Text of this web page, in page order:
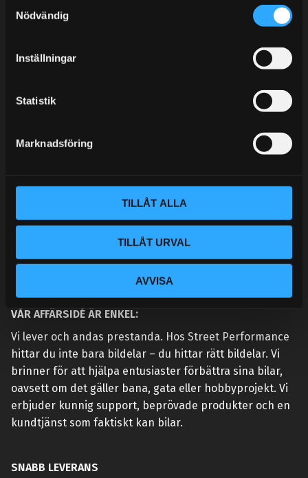
Nödvändig
Inställningar
Statistik
Marknadsföring
TILLÅT ALLA
TILLÅT URVAL
AVVISA
KUNSKAPSCENTER
KUNDTJÄNST
VÅR AFFÄRSIDÉ ÄR ENKEL:
Vi lever och andas prestanda. Hos Street Performance
hittar du inte bara bildelar – du hittar rätt bildelar. Vi
brinner för att hjälpa entusiaster förbättra sina bilar,
oavsett om det gäller bana, gata eller hobbyprojekt. Vi
erbjuder kunnig support, beprövade produkter och en
kundtjänst som faktiskt kan bilar.
SNABB LEVERANS